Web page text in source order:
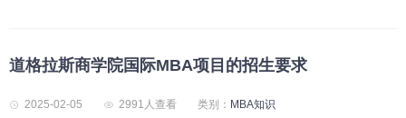
道格拉斯商学院国际MBA项目的招生要求
2025-02-05 2991人查看 类别： MBA知识